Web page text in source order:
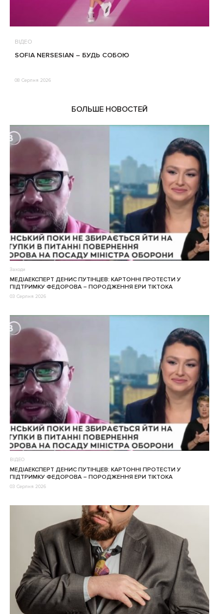
ВІДЕО
SOFIA NERSESIAN – БУДЬ СОБОЮ
08 Серпня 2026
БОЛЬШЕ НОВОСТЕЙ
Заходи
МЕДІАЕКСПЕРТ ДЕНИС ПУТІНЦЕВ: КАРТОННІ ПРОТЕСТИ У
ПІДТРИМКУ ФЕДОРОВА – ПОРОДЖЕННЯ ЕРИ ТІКТОКА
03 Серпня 2026
ВІДЕО
МЕДІАЕКСПЕРТ ДЕНИС ПУТІНЦЕВ: КАРТОННІ ПРОТЕСТИ У
ПІДТРИМКУ ФЕДОРОВА – ПОРОДЖЕННЯ ЕРИ ТІКТОКА
03 Серпня 2026